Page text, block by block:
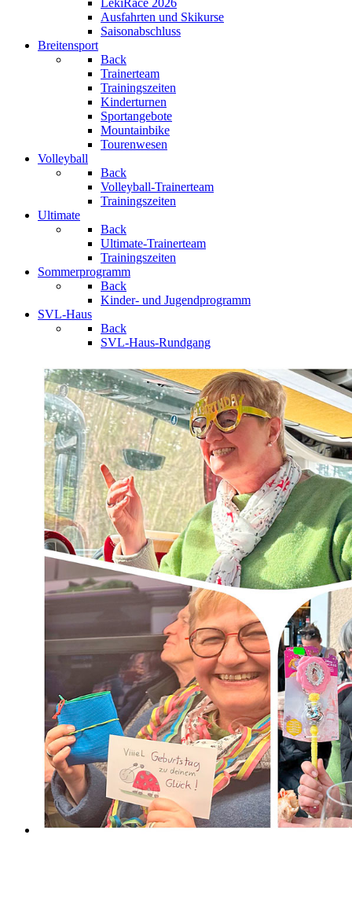
LekiRace 2026
Ausfahrten und Skikurse
Saisonabschluss
Breitensport
Back
Trainerteam
Trainingszeiten
Kinderturnen
Sportangebote
Mountainbike
Tourenwesen
Volleyball
Back
Volleyball-Trainerteam
Trainingszeiten
Ultimate
Back
Ultimate-Trainerteam
Trainingszeiten
Sommerprogramm
Back
Kinder- und Jugendprogramm
SVL-Haus
Back
SVL-Haus-Rundgang